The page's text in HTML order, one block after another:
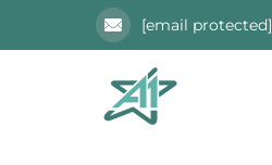
[email protected]